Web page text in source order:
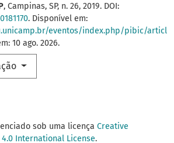
, Campinas, SP, n. 26, 2019. DOI:
. Disponível em:
eventos/index.php/pibic/articl
10 ago. 2026.
sob uma licença Creative
International License.